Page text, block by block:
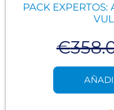
PACK EXPERTOS:
€